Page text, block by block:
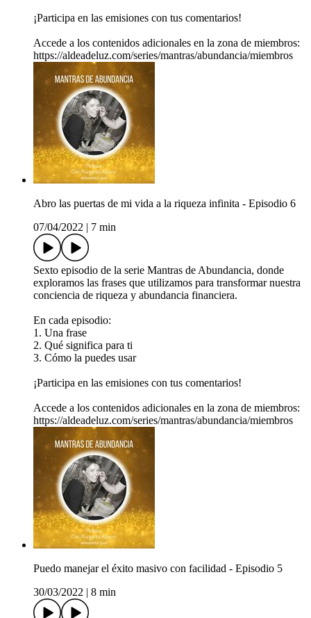
¡Participa en las emisiones con tus comentarios!
Accede a los contenidos adicionales en la zona de miembros:
https://aldeadeluz.com/series/mantras/abundancia/miembros
Abro las puertas de mi vida a la riqueza infinita - Episodio 6
07/04/2022
7 min
Sexto episodio de la serie Mantras de Abundancia, donde
exploramos las frases que utilizamos para transformar nuestra
conciencia de riqueza y abundancia financiera.
En cada episodio:
1. Una frase
2. Qué significa para ti
3. Cómo la puedes usar
¡Participa en las emisiones con tus comentarios!
Accede a los contenidos adicionales en la zona de miembros:
https://aldeadeluz.com/series/mantras/abundancia/miembros
Puedo manejar el éxito masivo con facilidad - Episodio 5
30/03/2022
8 min